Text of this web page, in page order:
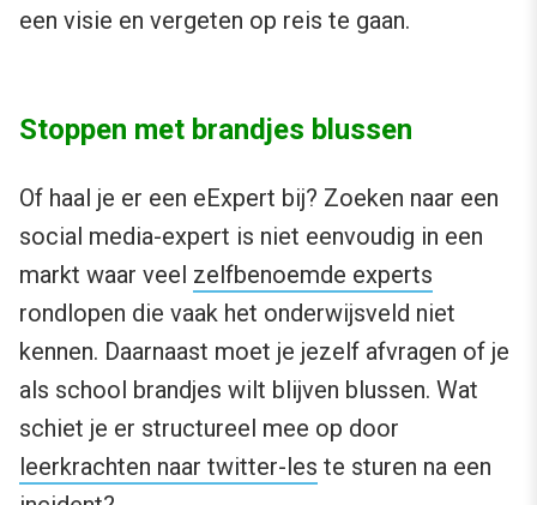
een visie en vergeten op reis te gaan.
Stoppen met brandjes blussen
Of haal je er een eExpert bij? Zoeken naar een
social media-expert is niet eenvoudig in een
markt waar veel zelfbenoemde experts
rondlopen die vaak het onderwijsveld niet
kennen. Daarnaast moet je jezelf afvragen of je
als school brandjes wilt blijven blussen. Wat
schiet je er structureel mee op door
leerkrachten naar twitter-les te sturen na een